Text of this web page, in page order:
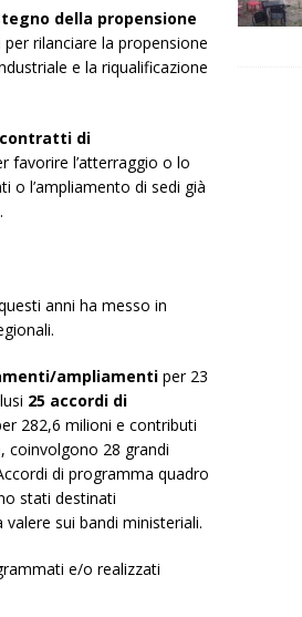
della propensione
rilanciare la propensione
e la riqualificazione
contratti di
favorire l’atterraggio o lo
o l’ampliamento di sedi già
anni ha messo in
ampliamenti per 23
25 accordi di
282,6 milioni e contributi
coinvolgono 28 grandi
di programma quadro
stati destinati
sui bandi ministeriali.
e/o realizzati